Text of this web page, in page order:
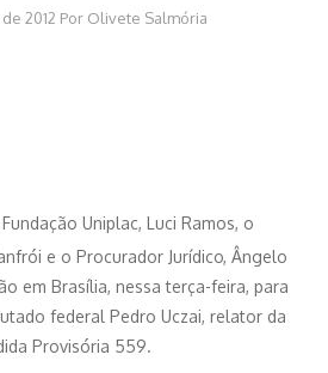
2012 Por Olivete Salmória
Uniplac, Luci Ramos, o
e o Procurador Jurídico, Ângelo
em Brasília, nessa terça-feira, para
federal Pedro Uczai, relator da
Provisória 559.